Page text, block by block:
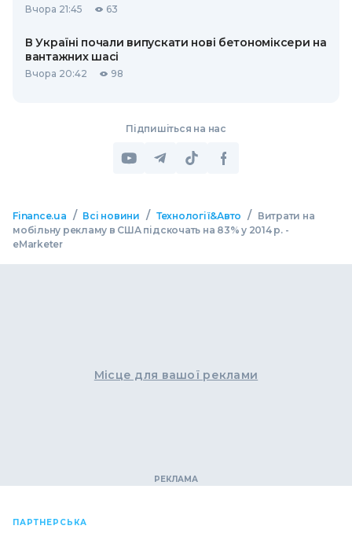
Вчора 21:45 63
В Україні почали випускати нові бетономіксери на
вантажних шасі
Вчора 20:42 98
Підпишіться на нас
Finance.ua / Всі новини / Технології&Авто /
Витрати на
мобільну рекламу в США підскочать на 83% у 2014 р. -
eMarketer
Місце для вашої реклами
ПАРТНЕРСЬКА